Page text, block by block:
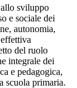
allo sviluppo
e sociale dei
autonomia,
del ruolo
integrale dei
e pedagogica,
scuola primaria.